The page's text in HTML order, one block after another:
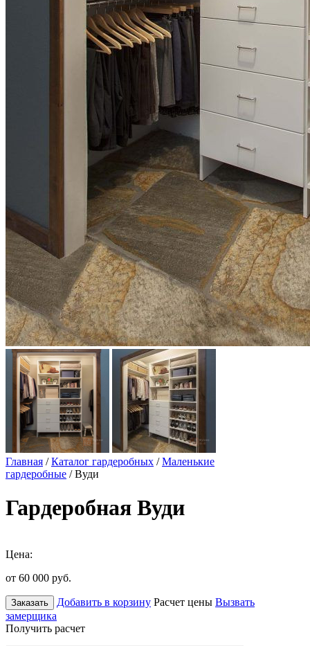
Главная /Каталог гардеробных /Маленькие
гардеробные / Вуди
Гардеробная Вуди
Цена:
от 60 000 руб.
Заказать Добавить в корзину Расчет цены Вызвать
замерщика
Получить расчет